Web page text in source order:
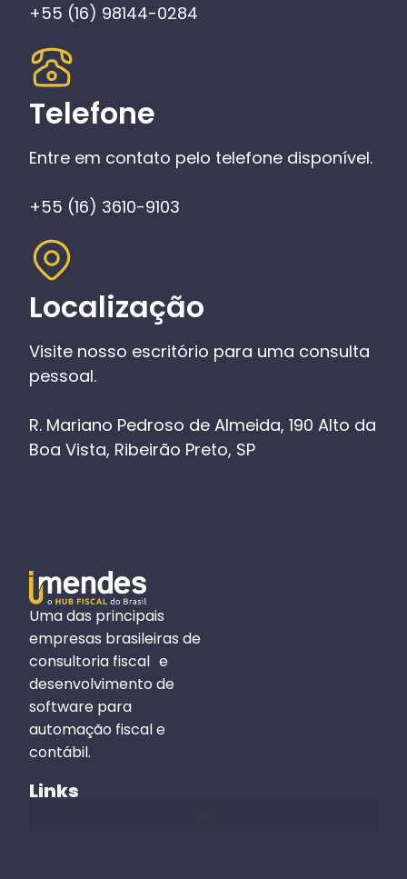
+55 (16) 98144-0284
Telefone
Entre em contato pelo telefone disponível.
+55 (16) 3610-9103
Localização
Visite nosso escritório para uma consulta
pessoal.
R. Mariano Pedroso de Almeida, 190 Alto da
Boa Vista, Ribeirão Preto, SP
Uma das principais
empresas brasileiras de
consultoria fiscal e
desenvolvimento de
software para
automação fiscal e
contábil.
Links